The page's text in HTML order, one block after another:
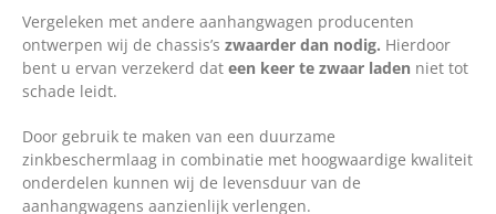
Vergeleken met andere aanhangwagen producenten
ontwerpen wij de chassis’s zwaarder dan nodig. Hierdoor
bent u ervan verzekerd dat een keer te zwaar laden niet tot
schade leidt.
Door gebruik te maken van een duurzame
zinkbeschermlaag in combinatie met hoogwaardige kwaliteit
onderdelen kunnen wij de levensduur van de
aanhangwagens aanzienlijk verlengen.